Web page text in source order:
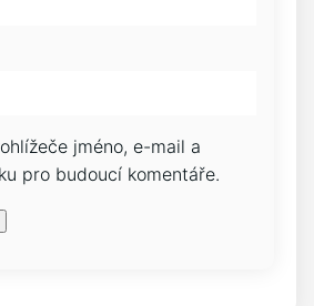
jméno, e-mail a
pro budoucí komentáře.